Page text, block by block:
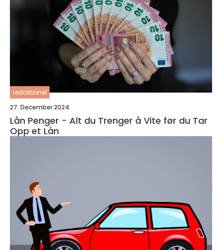
redaktionel
27. December 2024
Lån Penger - Alt du Trenger å Vite før du Tar
Opp et Lån